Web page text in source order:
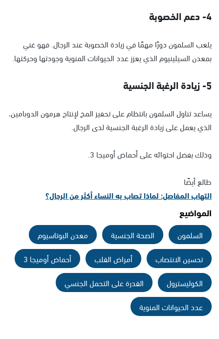
4- دعم الخصوبة
يلعب السلمون دورًا مهمًا في زيادة الخصوبة عند الرجال. فهو غني
بمعدن السيلينيوم الذي يعزز عدد الحيوانات المنوية وجودتها وحركتها.
5- زيادة الرغبة الجنسية
يساعد تناول السلمون بانتظام على تحفيز المخ لإنتاج هرمون الدوبامين،
الذي يعمل على زيادة الرغبة الجنسية لدى الرجال.
وذلك بفضل احتوائه على أحماض أوميجا 3.
طالع أيضًا
التهاب المفاصل: لماذا تصاب به النساء أكثر من الرجال؟
المواضيع
السلمون الصحة الجنسية
معدن البوتاسيوم
تحسين الانتصاب
أمراض القلب
أحماض أوميجا 3
الكوليسترول
القدرة على التحمل الجنسي
عدد الحيوانات المنوية